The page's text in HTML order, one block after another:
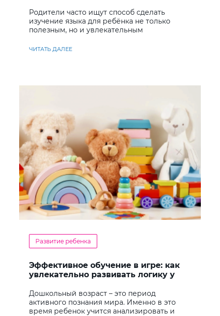
Родители часто ищут способ сделать
изучение языка для ребёнка не только
полезным, но и увлекательным
ЧИТАТЬ ДАЛЕЕ
Развитие ребенка
Эффективное обучение в игре: как
увлекательно развивать логику у
Дошкольный возраст – это период
активного познания мира. Именно в это
время ребенок учится анализировать и